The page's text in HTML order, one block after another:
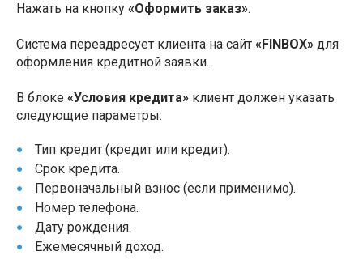
Нажать на кнопку «Оформить заказ».
Система переадресует клиента на сайт «FINBOX» для
оформления кредитной заявки.
В блоке «Условия кредита» клиент должен указать
следующие параметры:
Тип кредит (кредит или кредит).
Срок кредита.
Первоначальный взнос (если применимо).
Номер телефона.
Дату рождения.
Ежемесячный доход.